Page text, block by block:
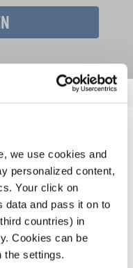
we use cookies and
personalized content,
Your click on
data and pass it on to
countries) in
Cookies can be
the settings.
NEWS